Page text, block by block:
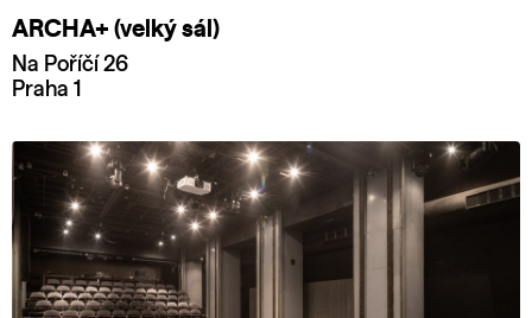
ARCHA+ (velký sál)
Na Poříčí 26
Praha 1